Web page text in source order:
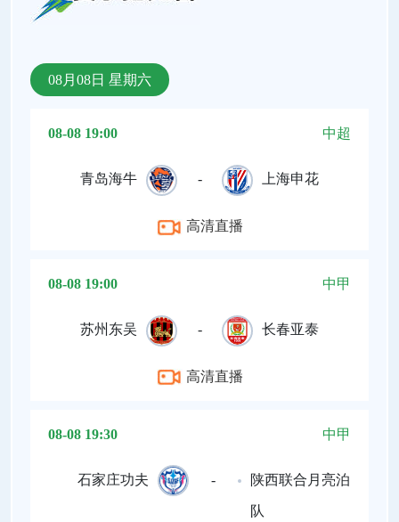
08月08日 星期六
08-08 19:00 中超
青岛海牛 - 上海申花
高清直播
08-08 19:00 中甲
苏州东吴 - 长春亚泰
高清直播
08-08 19:30 中甲
石家庄功夫 - 陕西联合月亮泊
队